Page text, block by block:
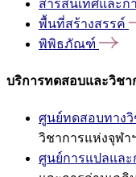
สารสนเทศและก
พื้นที่สร้างสรรค์
พิพิธภัณฑ์
บริการทดสอบและวิชา
ศูนย์ทดสอบทาง
วิชาการแห่งจุฬา
ศูนย์การแปลและ